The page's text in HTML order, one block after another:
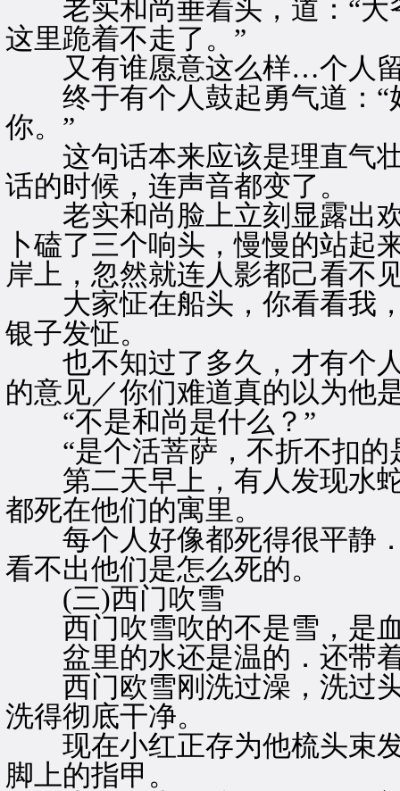
老实和尚垂着头，道：“大
这里跪着不走了。”
又有谁愿意这么样…个人留
终于有个人鼓起勇气道：
你。”
这句话本来应该是理直气壮
话的时候，连声音都变了。
老实和尚脸上立刻显露出欢
卜磕了三个响头，慢慢的站起
岸上，忽然就连人影都己看不
大家怔在船头，你看看我，
银子发怔。
也不知过了多久，才有个人
的意见／你们难道真的以为他
“不是和尚是什么？”
“是个活菩萨，不折不扣的
第二天早上，有人发现水蛇
都死在他们的寓里。
每个人好像都死得很平静．
看不出他们是怎么死的。
(三)西门吹雪
西门吹雪吹的不是雪，是
盆里的水还是温的．还带
西门欧雪刚洗过澡，洗过头
洗得彻底干净。
现在小红正存为他梳头束发
脚上的指甲。